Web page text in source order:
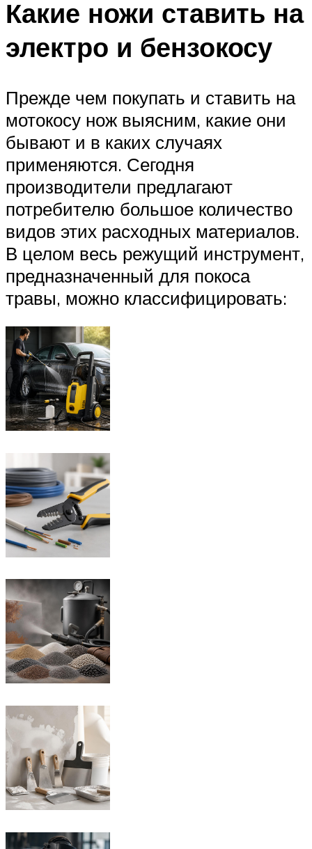
Какие ножи ставить на
электро и бензокосу
Прежде чем покупать и ставить на
мотокосу нож выясним, какие они
бывают и в каких случаях
применяются. Сегодня
производители предлагают
потребителю большое количество
видов этих расходных материалов.
В целом весь режущий инструмент,
предназначенный для покоса
травы, можно классифицировать: